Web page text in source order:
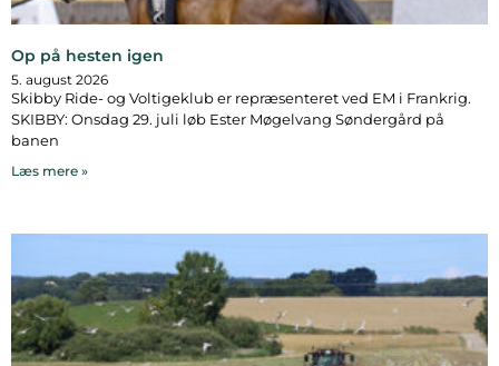
Op på hesten igen
5. august 2026
Skibby Ride- og Voltigeklub er repræsenteret ved EM i Frankrig.
SKIBBY: Onsdag 29. juli løb Ester Møgelvang Søndergård på
banen
Læs mere »